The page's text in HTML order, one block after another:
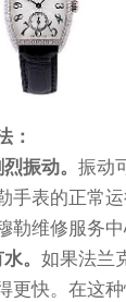
振动。 振动
手表的正常
勒维修服务中
。 如果法兰
更快。在这